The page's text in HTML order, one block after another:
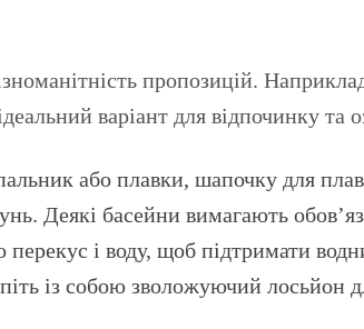
пропозицій.
варіант для відпочинку та
або плавки, шапочку для
Деякі басейни вимагають
і воду, щоб підтримати
із собою зволожуючий лосьйон